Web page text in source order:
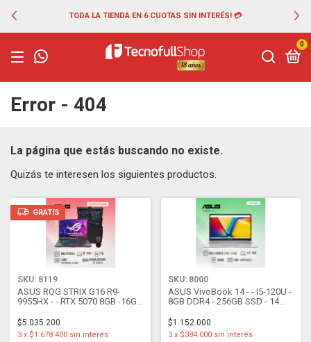
TODA LA TIENDA EN 6 CUOTAS SIN INTERÉS! 💳
0
Error - 404
La página que estás buscando no existe.
Quizás te interesen los siguientes productos.
GRATIS
SKU: 8119
ASUS ROG STRIX G16 R9-
9955HX - - RTX 5070 8GB -16GB
Eclipse Gray
$5.035.200
3 x $1.678.400 sin interés
SKU: 8000
ASUS VivoBook 14 - - I5-120U -
8GB DDR4 - 256GB SSD - 14
$1.152.000
3 x $384.000 sin interés